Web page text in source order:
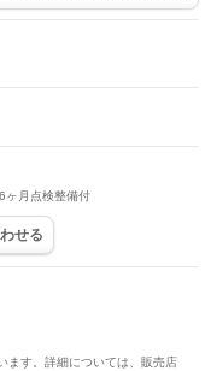
ヶ月点検整備付
せる
ます。詳細については、販売店